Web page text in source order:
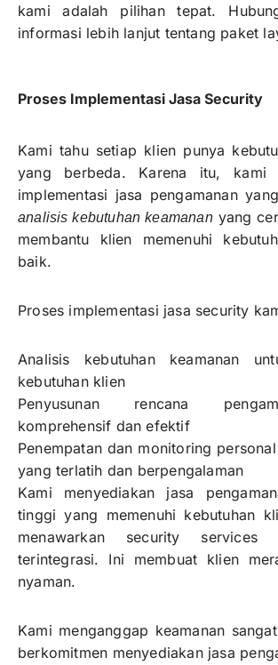
kami adalah pilihan tepat.
informasi lebih lanjut tentang paket
Proses Implementasi Jasa Security
Kami tahu setiap klien punya
yang berbeda. Karena itu, kami
implementasi jasa pengamanan
analisis kebutuhan keamananyang
membantu klien memenuhi
baik.
Proses implementasi jasa security
Analisis kebutuhan keamanan
kebutuhan klien
Penyusunan rencana
komprehensif dan efektif
Penempatan dan monitoring
yang terlatih dan berpengalaman
Kami menyediakan jasa
tinggi yang memenuhi kebutuhan
menawarkan security services
terintegrasi. Ini membuat klien
nyaman.
Kami menganggap keamanan
berkomitmen menyediakan jasa